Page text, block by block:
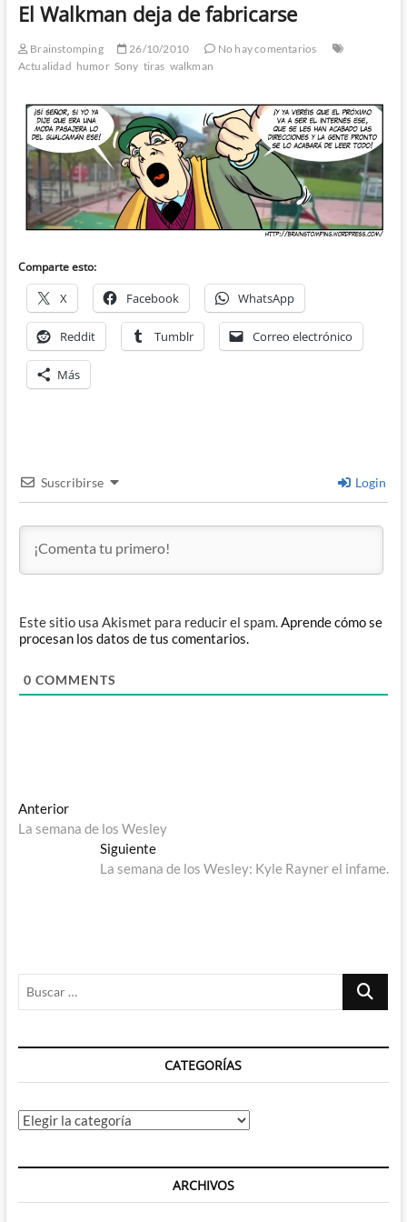
El Walkman deja de fabricarse
Brainstomping 26/10/2010
No hay comentarios
Actualidad humor Sony tiras walkman
Comparte esto:
X Facebook WhatsApp
Reddit Tumblr Correo electrónico
Más
Suscribirse Login
Este sitio usa Akismet para reducir el spam.Aprende cómo se
procesan los datos de tus comentarios.
0 COMMENTS
Navegación
de
entradas
AnteriorEntrada
anterior:
La semana de los Wesley
SiguienteEntrada
siguiente:
La semana de los Wesley: Kyle Rayner el infame.
Buscar
CATEGORÍAS
Categorías
ARCHIVOS